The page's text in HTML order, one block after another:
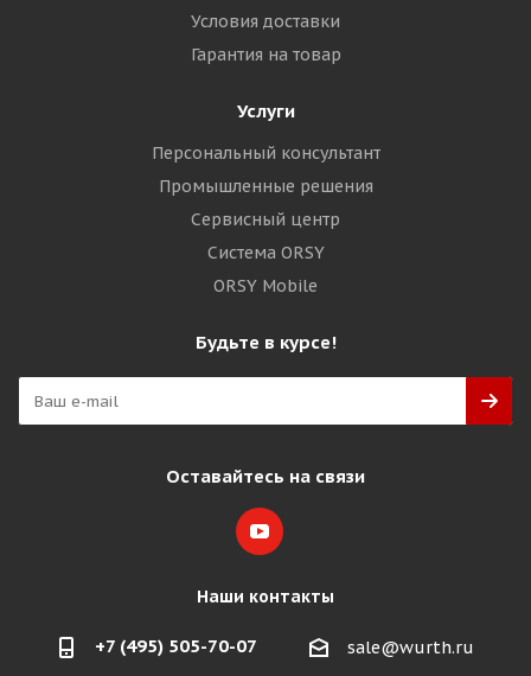
Условия доставки
Гарантия на товар
Услуги
Персональный консультант
Промышленные решения
Сервисный центр
Система ORSY
ORSY Mobile
Будьте в курсе!
Оставайтесь на связи
Наши контакты
+7 (495) 505-70-07 sale@wurth.ru